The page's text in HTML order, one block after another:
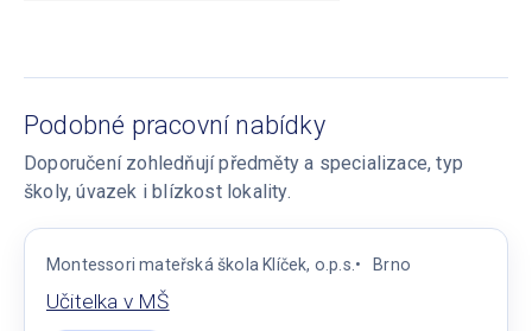
Podobné pracovní nabídky
Doporučení zohledňují předměty a specializace, typ
školy, úvazek i blízkost lokality.
Montessori mateřská škola Klíček, o.p.s. Brno
Učitelka v MŠ